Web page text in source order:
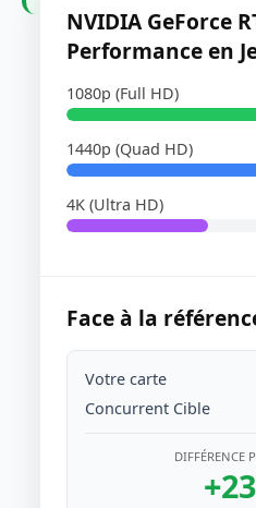
NVIDIA GeForce
Performance en
1080p (Full HD)
1440p (Quad HD)
4K (Ultra HD)
Face à la
Votre carte
Concurrent Cible
DIFFÉRENCE